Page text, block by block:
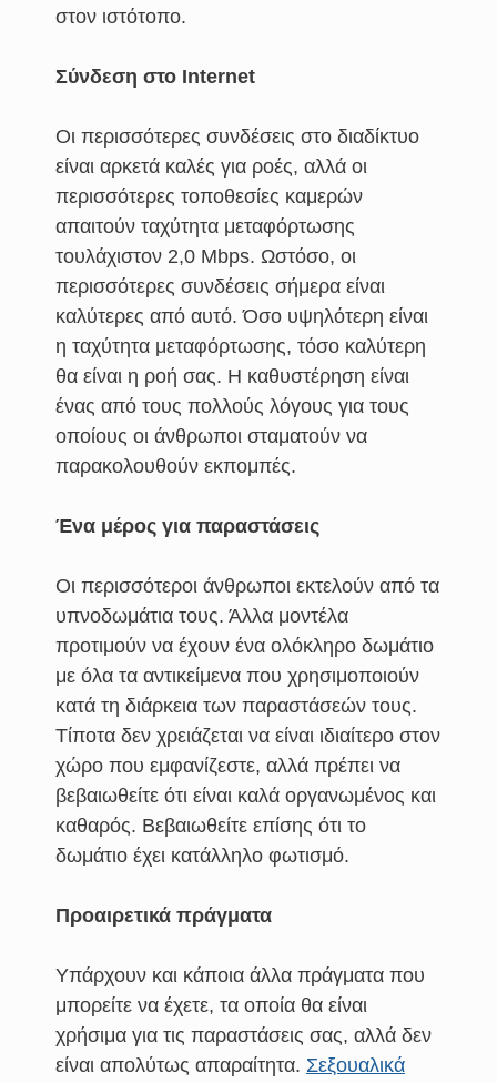
στον ιστότοπο.
Σύνδεση στο Internet
Οι περισσότερες συνδέσεις στο διαδίκτυο
είναι αρκετά καλές για ροές, αλλά οι
περισσότερες τοποθεσίες καμερών
απαιτούν ταχύτητα μεταφόρτωσης
τουλάχιστον 2,0 Mbps. Ωστόσο, οι
περισσότερες συνδέσεις σήμερα είναι
καλύτερες από αυτό. Όσο υψηλότερη είναι
η ταχύτητα μεταφόρτωσης, τόσο καλύτερη
θα είναι η ροή σας. Η καθυστέρηση είναι
ένας από τους πολλούς λόγους για τους
οποίους οι άνθρωποι σταματούν να
παρακολουθούν εκπομπές.
Ένα μέρος για παραστάσεις
Οι περισσότεροι άνθρωποι εκτελούν από τα
υπνοδωμάτια τους. Άλλα μοντέλα
προτιμούν να έχουν ένα ολόκληρο δωμάτιο
με όλα τα αντικείμενα που χρησιμοποιούν
κατά τη διάρκεια των παραστάσεών τους.
Τίποτα δεν χρειάζεται να είναι ιδιαίτερο στον
χώρο που εμφανίζεστε, αλλά πρέπει να
βεβαιωθείτε ότι είναι καλά οργανωμένος και
καθαρός. Βεβαιωθείτε επίσης ότι το
δωμάτιο έχει κατάλληλο φωτισμό.
Προαιρετικά πράγματα
Υπάρχουν και κάποια άλλα πράγματα που
μπορείτε να έχετε, τα οποία θα είναι
χρήσιμα για τις παραστάσεις σας, αλλά δεν
είναι απολύτως απαραίτητα. Σεξουαλικά